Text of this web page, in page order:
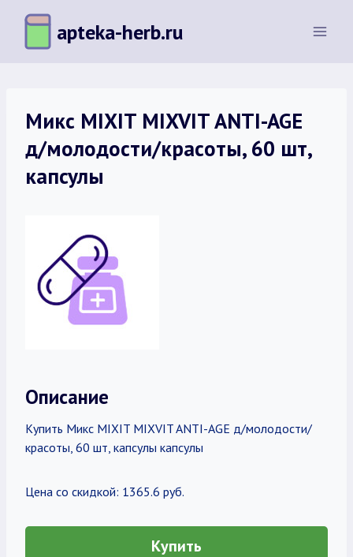
Перейти
содержимому
apteka-herb.ru
Микс MIXIT MIXVIT ANTI-AGE
д/молодости/красоты, 60 шт,
капсулы
Описание
Купить Микс MIXIT MIXVIT ANTI-AGE д/молодости/
красоты, 60 шт, капсулы капсулы
Цена со скидкой: 1365.6 руб.
Купить